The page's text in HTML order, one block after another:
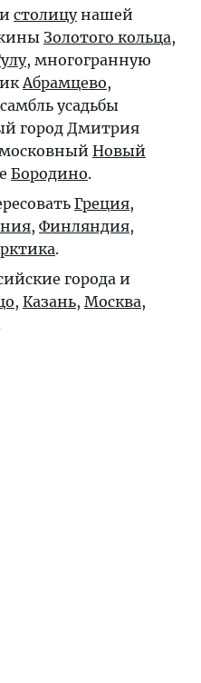
столицунашей
Золотого кольца,
, многогранную
Абрамцево,
усадьбы
город Дмитрия
Новый
Бородино.
Греция,
, Финляндия,
.
города и
, Казань, Москва,